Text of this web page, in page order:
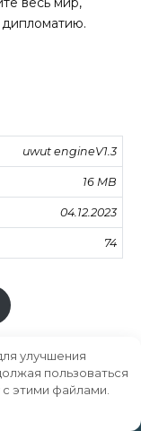
дипломатию.
uwut engineV1.3
16 MB
04.12.2023
74
улучшения
пользоваться
этими файлами.